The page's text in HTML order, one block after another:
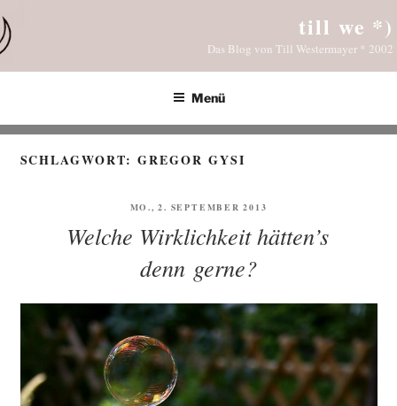
Inhalt
springen
till we *)
Das Blog von Till Westermayer * 2002
Menü
SCHLAGWORT:GREGOR GYSI
VERÖFFENTLICHT
MO., 2. SEPTEMBER 2013
Welche Wirklichkeit hätten’s
denn gerne?